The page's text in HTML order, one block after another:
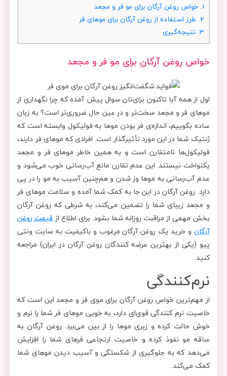
1. خواص روغن آرگان برای مو فر و مجعد
2. طرز استفاده از روغن آرگان برای موهای فر
3. نتیجه‌گیری
خواص روغن آرگان برای مو فر و مجعد
اول از همه آیا تاکنون برای‌تان سوال پیش آمده که چرا نگهداری از
موهای فر و مجعد سخت‌تر و در عین‌ حال ضروری‌تر است؟ به زبان
ساده بگوییم، اندازه‌ی فر بودن موها به فولیکول وابسته است که
ژنتیک شما در این مورد تأثیرگذار است. افرادی که موهای فر دارند،
فولیکول‌ها نامتقارن است و به همین خاطر موهای فر و مجعد
یکنواخت نیستند. این عدم تقارن مانع آب‌رسانی خوب می‌شود و
عدم آب‌رسانی به موها وز شدن و هم‌چنین آسیب به مو را در پی
دارد. روغن آرگان در این جا به کمک شما آمده و سلامت موهای فر
و مجعد زیبای شما را تضمین می‌کند، به شرطی که روغن آرگان
بخش مهمی از مراقبت روزانه شما بشود. برای اطلاع ازقیمت روغن
آرگان و خرید یک روغن آرگان مرغوب و باکیفیت به سایت ونتی
پیو (یکی از بهترین عرضه کنندگان روغن آرگان در ایران) مراجعه
کنید.
نرم‌کنندگی
از مهم‌ترین خواص روغن آرگان برای موی فر و مجعد این است که
خاصیت نرم کنندگی قوی‌ای دارد، به خوبی‌ موهای فر شما را نرم و
خوش‌ حالت کرده و زبری موها را از بین می‌برد. روغن آرگان به
ساقه مو نفوذ کرده و خاصیت ارتجاعی فرهای شما را افزایش
می‌دهد که به جلوگیری از شکستگی و آسیب دیدن موهای شما
کمک می‌کند.